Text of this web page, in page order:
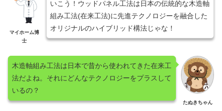
マイホーム博
士
いこう！ウッドパネル工法は日本の伝統的な木造軸
組み工法(在来工法)に先進テクノロジーを融合した
オリジナルのハイブリッド構法じゃな！
たぬきちゃん
木造軸組み工法は日本で昔から使われてきた在来工
法だよね。それにどんなテクノロジーをプラスして
いるの？